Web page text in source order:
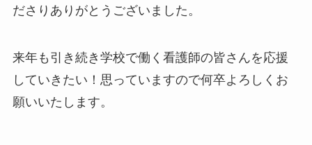
ださりありがとうございました。
来年も引き続き学校で働く看護師の皆さんを応援
していきたい！思っていますので何卒よろしくお
願いいたします。